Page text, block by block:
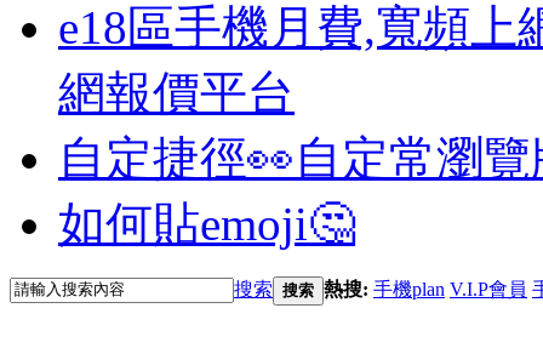
e18區手機月費,寬頻上
網報價平台
自定捷徑👀自定常瀏
如何貼emoji🤔
搜索 搜索 熱搜: 手機plan V.I.P會員